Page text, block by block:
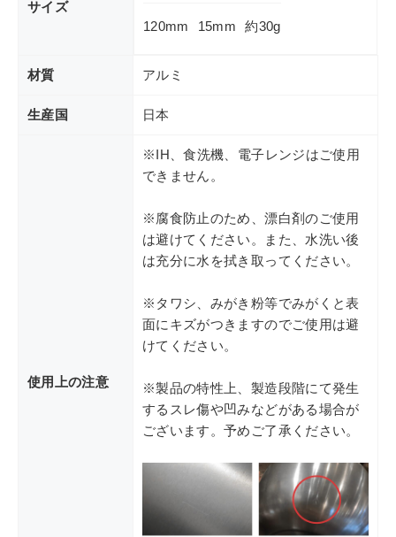
サイズ
120mm 15mm 約30g
材質 アルミ
生産国 日本
使用上の注意
※IH、食洗機、電子レンジはご使用
できません。
※腐食防止のため、漂白剤のご使用
は避けてください。また、水洗い後
は充分に水を拭き取ってください。
※タワシ、みがき粉等でみがくと表
面にキズがつきますのでご使用は避
けてください。
※製品の特性上、製造段階にて発生
するスレ傷や凹みなどがある場合が
ございます。予めご了承ください。